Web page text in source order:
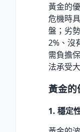
黃金的
危機時
盤；劣
2%、沒
需負擔
法承受
黃金的
1. 穩定